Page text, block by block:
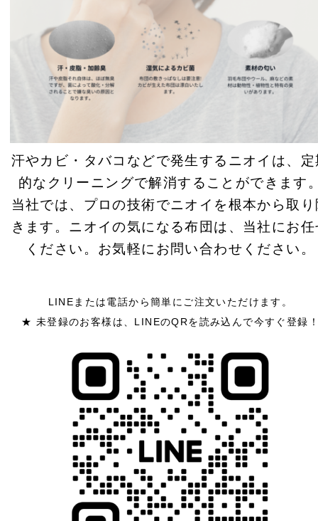
汗やカビ・タバコなどで発生するニオイは、定
的なクリーニングで解消することができます
当社では、プロの技術でニオイを根本から取り
きます。ニオイの気になる布団は、当社にお任
ください。お気軽にお問い合わせください。
LINEまたは電話から簡単にご注文いただけます。
★ 未登録のお客様は、LINEのQRを読み込んで今すぐ登録